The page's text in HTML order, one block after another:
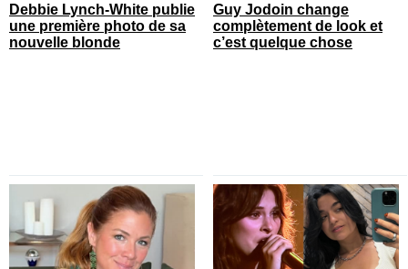
Debbie Lynch-White publie
une première photo de sa
nouvelle blonde
Guy Jodoin change
complètement de look et
c’est quelque chose